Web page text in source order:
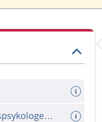
Föräldra- och barnhälsovårdspsykologerna